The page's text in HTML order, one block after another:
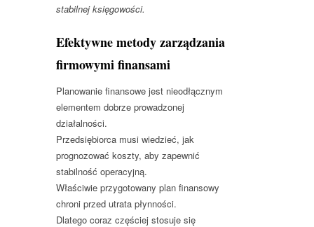
stabilnej księgowości.
Efektywne metody zarządzania
firmowymi finansami
Planowanie finansowe jest nieodłącznym
elementem dobrze prowadzonej
działalności.
Przedsiębiorca musi wiedzieć, jak
prognozować koszty, aby zapewnić
stabilność operacyjną.
Właściwie przygotowany plan finansowy
chroni przed utrata płynności.
Dlatego coraz częściej stosuje się